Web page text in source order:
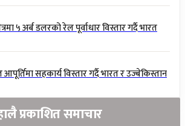
५ अर्ब डलरको रेल पूर्वाधार विस्तार गर्दै भारत
सहकार्य विस्तार गर्दै भारत र उज्बेकिस्तान
प्रकाशित समाचार